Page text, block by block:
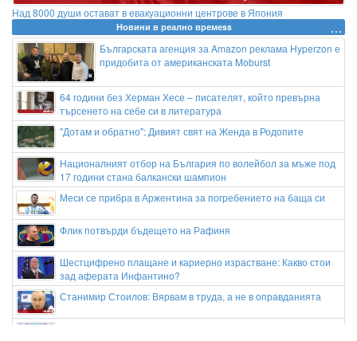
Над 8000 души остават в евакуационни центрове в Япония
Новини в реално времеss
Българската агенция за Amazon реклама Hyperzon е
придобита от американската Moburst
64 години без Херман Хесе – писателят, който превърна
търсенето на себе си в литература
"Дотам и обратно": Дивият свят на Женда в Родопите
Националният отбор на България по волейбол за мъже под
17 години стана балкански шампион
Меси се прибра в Аржентина за погребението на баща си
Флик потвърди бъдещето на Рафиня
Шестцифрено плащане и кариерно израстване: Какво стои
зад аферата Инфантино?
Станимир Стоилов: Вярвам в труда, а не в оправданията